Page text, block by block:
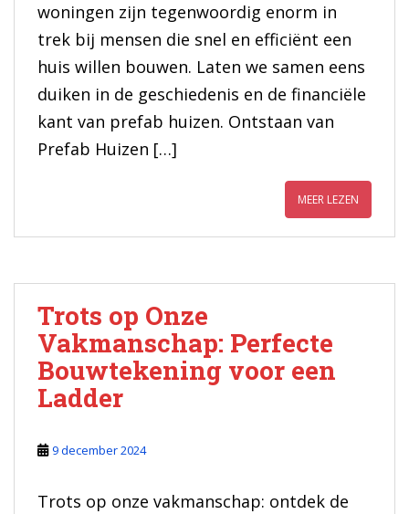
woningen zijn tegenwoordig enorm in
trek bij mensen die snel en efficiënt een
huis willen bouwen. Laten we samen eens
duiken in de geschiedenis en de financiële
kant van prefab huizen. Ontstaan van
Prefab Huizen […]
MEER LEZEN
Trots op Onze
Vakmanschap: Perfecte
Bouwtekening voor een
Ladder
9 december 2024
Trots op onze vakmanschap: ontdek de